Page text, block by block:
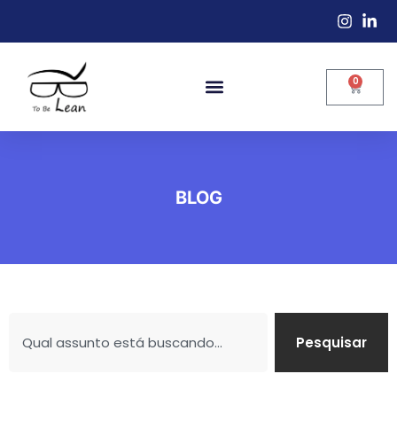
0
BLOG
Pesquisar